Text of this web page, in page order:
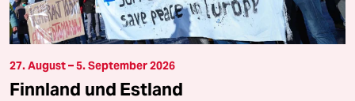
27. August – 5. September 2026
Finnland und Estland